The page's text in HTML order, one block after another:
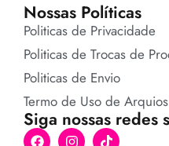
Nossas Políticas
Politicas de Privacidade
Politicas de Trocas de
Politicas de Envio
Termo de Uso de
Siga nossas redes